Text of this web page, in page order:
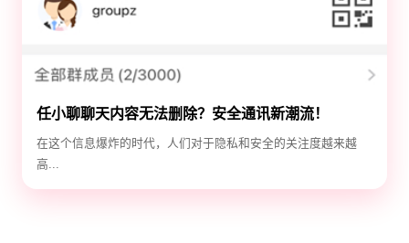
任小聊聊天内容无法删除？安全通讯新潮流！
在这个信息爆炸的时代，人们对于隐私和安全的关注度越来越
高...